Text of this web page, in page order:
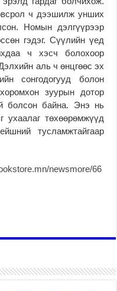
ч дээшилж унших
Номын дэлгүүрээр
гэдэг. Сүүлийн үед
ч хэсч болохоор
аль ч өнцгөөс эх
сонгодогууд болон
зуурын дотор
болсон байна. Энэ нь
төхөөрөмжүүд
тусламжтайгаар
newsmore/66